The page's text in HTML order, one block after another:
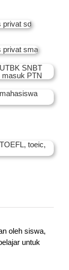
oleh siswa,
untuk